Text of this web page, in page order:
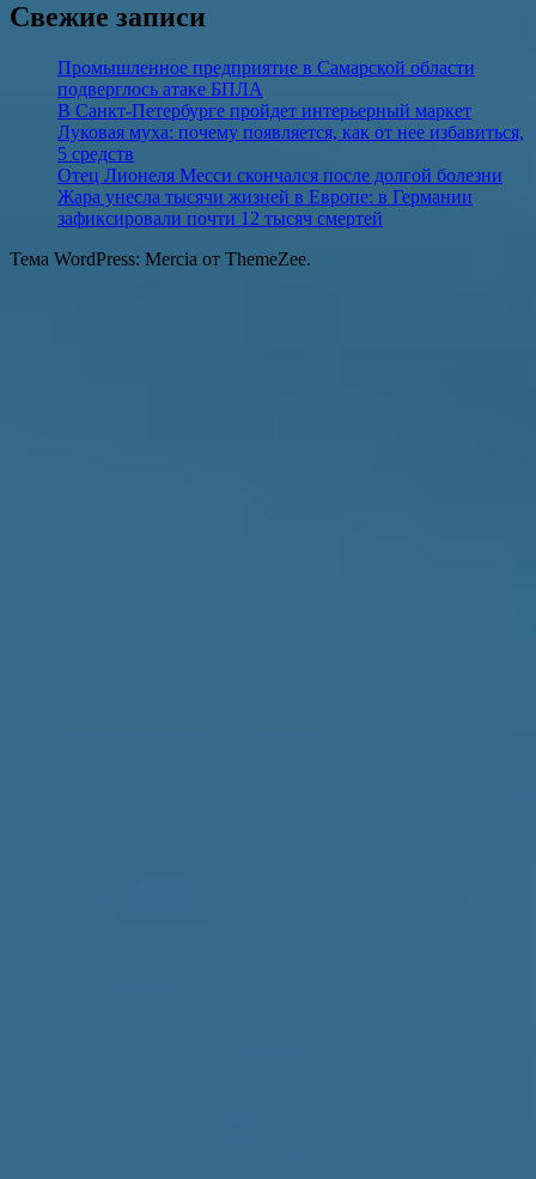
Свежие записи
Промышленное предприятие в Самарской области
подверглось атаке БПЛА
В Санкт-Петербурге пройдет интерьерный маркет
Луковая муха: почему появляется, как от нее избавиться,
5 средств
Отец Лионеля Месси скончался после долгой болезни
Жара унесла тысячи жизней в Европе: в Германии
зафиксировали почти 12 тысяч смертей
Тема WordPress: Mercia от ThemeZee.